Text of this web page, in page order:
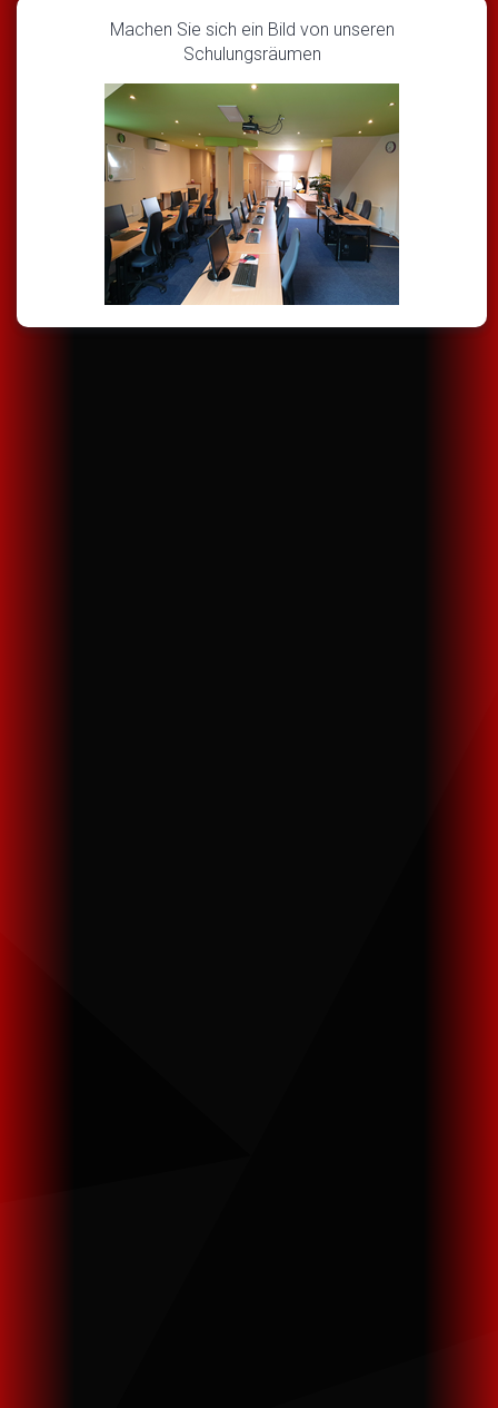
Machen Sie sich ein Bild von unseren
Schulungsräumen